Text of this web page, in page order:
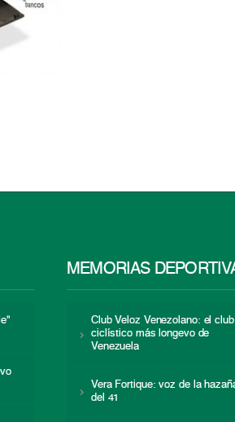
MEMORIAS
Club Veloz Venezolano: el club
ciclístico más longevo de
Venezuela
Vera Fortique: voz de la
del 41